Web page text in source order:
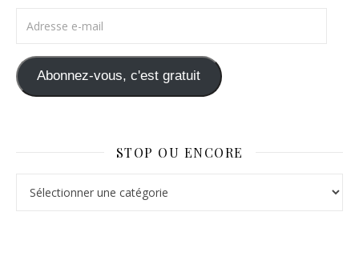
Abonnez-vous, c'est gratuit
STOP OU ENCORE